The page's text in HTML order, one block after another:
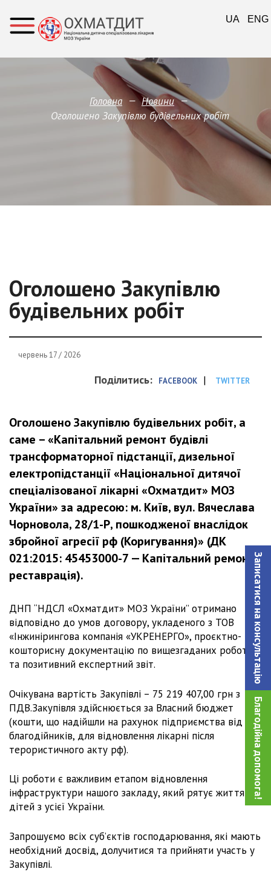
Записатися на консультацiю
Благодійна допомога!
Головна — Новини —
Оголошено Закупівлю будівельних робіт
Оголошено Закупівлю
будівельних робіт
червень 17 / 2026
Поділитись: FACEBOOK | TWITTER
Оголошено Закупівлю будівельних робіт, а
саме – «Капітальний ремонт будівлі
трансформаторної підстанції, дизельної
електропідстанції «Національної дитячої
спеціалізованої лікарні «Охматдит» МОЗ
України» за адресою: м. Київ, вул. Вячеслава
Чорновола, 28/1-Р, пошкодженої внаслідок
збройної агресії рф (Коригування)» (ДК
021:2015: 45453000-7 — Капітальний ремонт і
реставрація).
ДНП “НДСЛ «Охматдит» МОЗ України” отримано
відповідно до умов договору, укладеного з ТОВ
«Інжинірингова компанія «УКРЕНЕРГО», проєктно-
кошторисну документацію по вищезгаданих роботах
та позитивний експертний звіт.
Очікувана вартість Закупівлі – 75 219 407,00 грн з
ПДВ.Закупівля здійснюється за Власний бюджет
(кошти, що надійшли на рахунок підприємства від
благодійників, для відновлення лікарні після
терористичного акту рф).
Ці роботи є важливим етапом відновлення
інфраструктури нашого закладу, який рятує життя
дітей з усієї України.
Запрошуємо всіх субʼєктів господарювання, які мають
необхідний досвід, долучитися та прийняти участь у
Закупівлі.
UA ENG